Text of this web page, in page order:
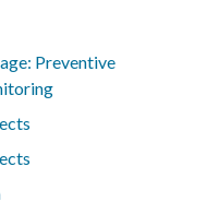
Preventive